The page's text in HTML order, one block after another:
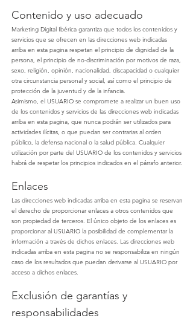
Contenido y uso adecuado
Marketing Digital Ibérica garantiza que todos los contenidos y
servicios que se ofrecen en las direcciones web indicadas
arriba en esta pagina respetan el principio de dignidad de la
persona, el principio de no-discriminación por motivos de raza,
sexo, religión, opinión, nacionalidad, discapacidad o cualquier
otra circunstancia personal y social, así como el principio de
protección de la juventud y de la infancia.
Asimismo, el USUARIO se compromete a realizar un buen uso
de los contenidos y servicios de las direcciones web indicadas
arriba en esta pagina, que nunca podrán ser utilizados para
actividades ilícitas, o que puedan ser contrarias al orden
público, la defensa nacional o la salud pública. Cualquier
utilización por parte del USUARIO de los contenidos y servicios
habrá de respetar los principios indicados en el párrafo anterior.
Enlaces
Las direcciones web indicadas arriba en esta pagina se reservan
el derecho de proporcionar enlaces a otros contenidos que
son propiedad de terceros. El único objeto de los enlaces es
proporcionar al USUARIO la posibilidad de complementar la
información a través de dichos enlaces. Las direcciones web
indicadas arriba en esta pagina no se responsabiliza en ningún
caso de los resultados que puedan derivarse al USUARIO por
acceso a dichos enlaces.
Exclusión de garantías y
responsabilidades